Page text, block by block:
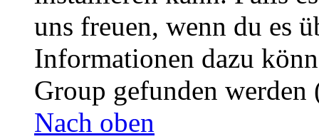
uns freuen, wenn du es
Informationen dazu
Group gefunden
Nach oben